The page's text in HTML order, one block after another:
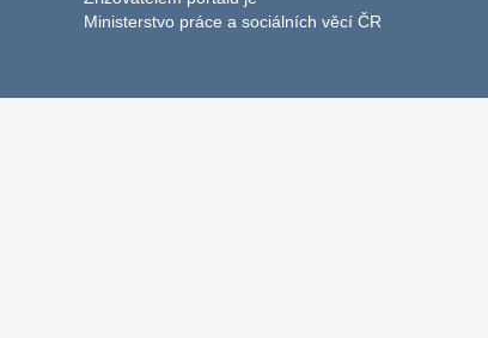
Ministerstvo práce a sociálních věcí ČR